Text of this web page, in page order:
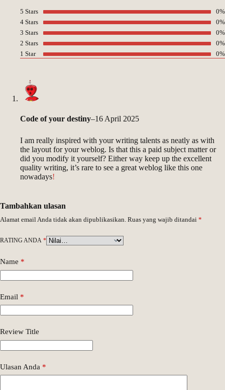
5 Stars
0%
4 Stars
0%
3 Stars
0%
2 Stars
0%
1 Star
0%
Code of your destiny–16 April 2025
I am really inspired with your writing talents as neatly as with
the layout for your weblog. Is that this a paid subject matter or
did you modify it yourself? Either way keep up the excellent
quality writing, it’s rare to see a great weblog like this one
nowadays!
Tambahkan ulasan
Alamat email Anda tidak akan dipublikasikan. Ruas yang wajib ditandai *
RATING ANDA *
Name *
Email *
Review Title
Ulasan Anda *